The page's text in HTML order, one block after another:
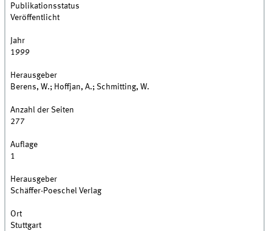
Publikationsstatus
Veröffentlicht
Jahr
1999
Herausgeber
Berens, W.; Hoffjan, A.; Schmitting, W.
Anzahl der Seiten
277
Auflage
1
Herausgeber
Schäffer-Poeschel Verlag
Ort
Stuttgart